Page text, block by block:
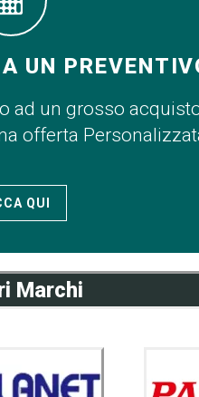
UN
ad un grosso
offerta
QUI
Marchi